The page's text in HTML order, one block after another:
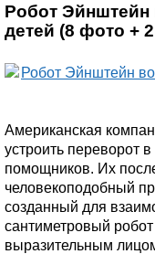
Робот Эйнштейн
детей (8 фото +
Американская
устроить переворот
помощников. Их
человекоподобный
созданный для
сантиметровый
выразительным